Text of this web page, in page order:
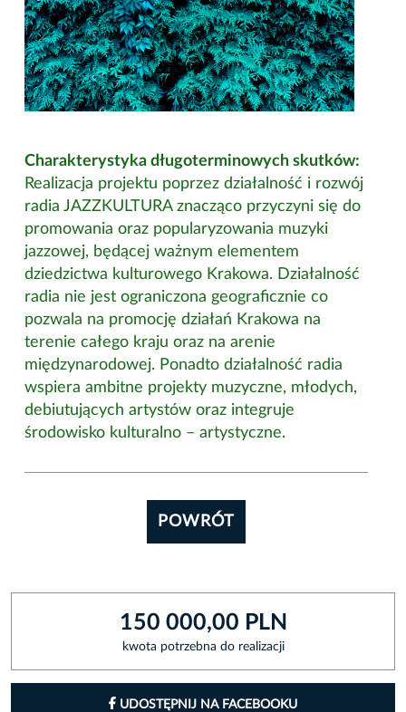
Charakterystyka długoterminowych skutków:
Realizacja projektu poprzez działalność i rozwój
radia JAZZKULTURA znacząco przyczyni się do
promowania oraz popularyzowania muzyki
jazzowej, będącej ważnym elementem
dziedzictwa kulturowego Krakowa. Działalność
radia nie jest ograniczona geograficznie co
pozwala na promocję działań Krakowa na
terenie całego kraju oraz na arenie
międzynarodowej. Ponadto działalność radia
wspiera ambitne projekty muzyczne, młodych,
debiutujących artystów oraz integruje
środowisko kulturalno – artystyczne.
POWRÓT
150 000,00 PLN
kwota potrzebna do realizacji
UDOSTĘPNIJ NA FACEBOOKU